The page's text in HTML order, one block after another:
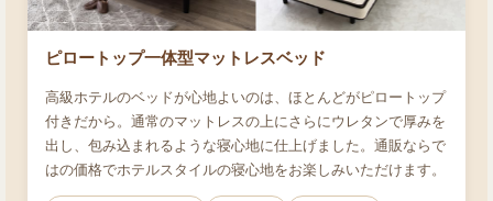
ピロートップ一体型マットレスベッド
高級ホテルのベッドが心地よいのは、ほとんどがピロートップ
付きだから。通常のマットレスの上にさらにウレタンで厚みを
出し、包み込まれるような寝心地に仕上げました。通販ならで
はの価格でホテルスタイルの寝心地をお楽しみいただけます。